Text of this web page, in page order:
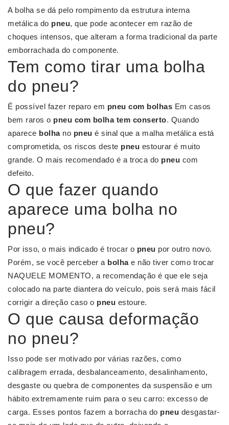
A bolha se dá pelo rompimento da estrutura interna
metálica do pneu, que pode acontecer em razão de
choques intensos, que alteram a forma tradicional da parte
emborrachada do componente.
Tem como tirar uma bolha
do pneu?
É possível fazer reparo em pneu com bolhas Em casos
bem raros o pneu com bolha tem conserto. Quando
aparece bolhano pneu é sinal que a malha metálica está
comprometida, os riscos deste pneu estourar é muito
grande. O mais recomendado é a troca do pneu com
defeito.
O que fazer quando
aparece uma bolha no
pneu?
Por isso, o mais indicado é trocar o pneu por outro novo.
Porém, se você perceber a bolhae não tiver como trocar
NAQUELE MOMENTO, a recomendação é que ele seja
colocado na parte diantera do veículo, pois será mais fácil
corrigir a direção caso o pneu estoure.
O que causa deformação
no pneu?
Isso pode ser motivado por várias razões, como
calibragem errada, desbalanceamento, desalinhamento,
desgaste ou quebra de componentes da suspensão e um
hábito extremamente ruim para o seu carro: excesso de
carga. Esses pontos fazem a borracha do pneu desgastar-